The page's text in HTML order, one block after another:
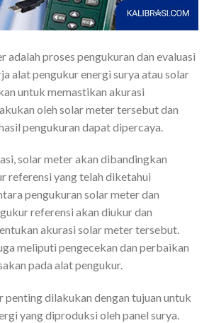
adalah proses pengukuran dan evaluasi
alat pengukur energi surya atau solar
untuk memastikan akurasi
oleh solar meter tersebut dan
pengukuran dapat dipercaya.
solar meter akan dibandingkan
referensi yang telah diketahui
pengukuran solar meter dan
referensi akan diukur dan
akurasi solar meter tersebut.
meliputi pengecekan dan perbaikan
pada alat pengukur.
penting dilakukan dengan tujuan untuk
yang diproduksi oleh panel surya.